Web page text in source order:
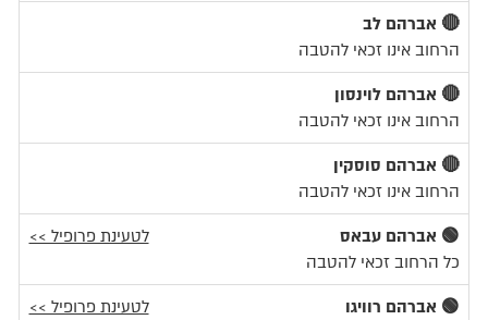
🔴 אברהם לב
הרחוב אינו זכאי להטבה
🔴 אברהם לוינסון
הרחוב אינו זכאי להטבה
🔴 אברהם סוסקין
הרחוב אינו זכאי להטבה
🟢 אברהם עבאס
לטעינת פרופיל >>
כל הרחוב זכאי להטבה
🟢 אברהם רוויגו
לטעינת פרופיל >>